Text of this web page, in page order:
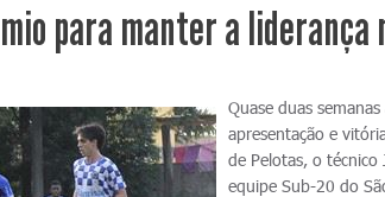
para manter a liderança
Quase duas
apresentação e
de Pelotas, o técnico
equipe Sub-20 do